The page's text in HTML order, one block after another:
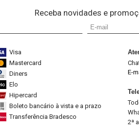
Receba novidades e
Visa
Mastercard
Diners
Elo
Hipercard
Boleto bancário à vista e a prazo
Transferência Bradesco
E-
2ª